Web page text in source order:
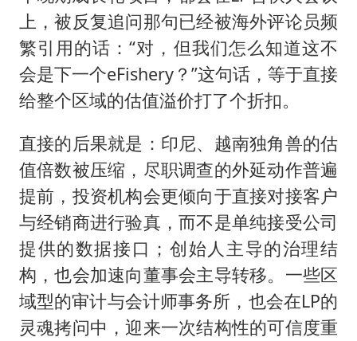
上，被反复追问那句已经被海外评论员频
繁引用的话：“对，但我们怎么知道这不
会是下一个eFishery？”这句话，等于直接
给整个区域的估值溢价打了个折扣。
直接的后果就是：印尼、越南独角兽的估
值倍数被压缩，尽职调查的外延动作普遍
提前，投资机构会更倾向于直接对接客户
与经销商进行验真，而不是单纯接受公司
提供的数据接口；创始人主导的治理结
构，也会加速向董事会主导转移。一些区
域型的审计与会计师事务所，也会在LP的
灵魂拷问中，迎来一次结构性的可信度重